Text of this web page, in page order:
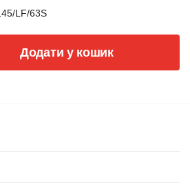
LF/63S
Додати у кошик